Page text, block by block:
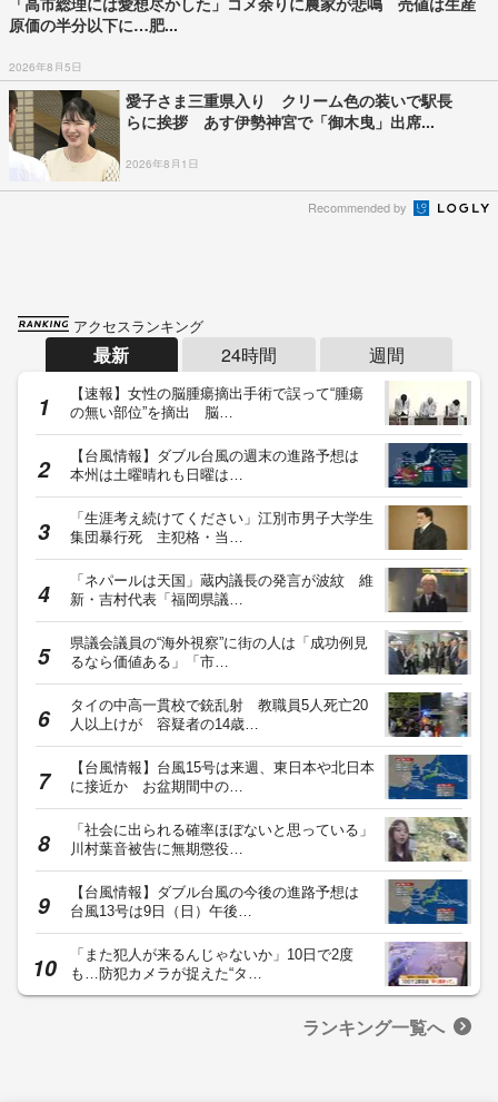
原価の半分以下に…肥...
2026年8月5日
愛子さま三重県入り クリーム色の装いで駅長
らに挨拶 あす伊勢神宮で「御木曳」出席...
2026年8月1日
Recommended by
アクセスランキング
最新 24時間 週間
【速報】女性の脳腫瘍摘出手術で誤って“腫瘍
の無い部位”を摘出 脳…
【台風情報】ダブル台風の週末の進路予想は
本州は土曜晴れも日曜は…
「生涯考え続けてください」江別市男子大学生
集団暴行死 主犯格・当…
「ネパールは天国」蔵内議長の発言が波紋 維
新・吉村代表「福岡県議…
県議会議員の“海外視察”に街の人は「成功例見
るなら価値ある」「市…
タイの中高一貫校で銃乱射 教職員5人死亡20
人以上けが 容疑者の14歳…
【台風情報】台風15号は来週、東日本や北日本
に接近か お盆期間中の…
「社会に出られる確率ほぼないと思っている」
川村葉音被告に無期懲役…
【台風情報】ダブル台風の今後の進路予想は
台風13号は9日（日）午後…
「また犯人が来るんじゃないか」10日で2度
も…防犯カメラが捉えた“タ…
ランキング一覧へ